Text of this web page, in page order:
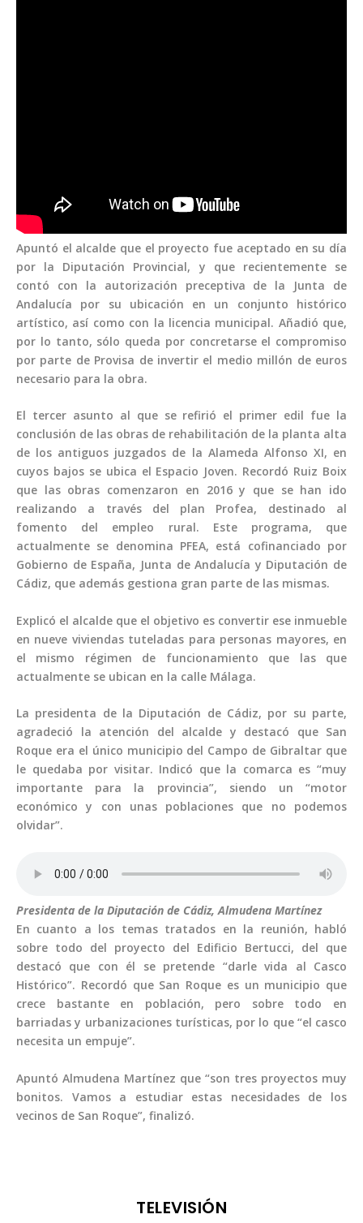
Apuntó el alcalde que el proyecto fue aceptado en su día
por la Diputación Provincial, y que recientemente se
contó con la autorización preceptiva de la Junta de
Andalucía por su ubicación en un conjunto histórico
artístico, así como con la licencia municipal. Añadió que,
por lo tanto, sólo queda por concretarse el compromiso
por parte de Provisa de invertir el medio millón de euros
necesario para la obra.
El tercer asunto al que se refirió el primer edil fue la
conclusión de las obras de rehabilitación de la planta alta
de los antiguos juzgados de la Alameda Alfonso XI, en
cuyos bajos se ubica el Espacio Joven. Recordó Ruiz Boix
que las obras comenzaron en 2016 y que se han ido
realizando a través del plan Profea, destinado al
fomento del empleo rural. Este programa, que
actualmente se denomina PFEA, está cofinanciado por
Gobierno de España, Junta de Andalucía y Diputación de
Cádiz, que además gestiona gran parte de las mismas.
Explicó el alcalde que el objetivo es convertir ese inmueble
en nueve viviendas tuteladas para personas mayores, en
el mismo régimen de funcionamiento que las que
actualmente se ubican en la calle Málaga.
La presidenta de la Diputación de Cádiz, por su parte,
agradeció la atención del alcalde y destacó que San
Roque era el único municipio del Campo de Gibraltar que
le quedaba por visitar. Indicó que la comarca es “muy
importante para la provincia”, siendo un “motor
económico y con unas poblaciones que no podemos
olvidar”.
Presidenta de la Diputación de Cádiz, Almudena Martínez
En cuanto a los temas tratados en la reunión, habló
sobre todo del proyecto del Edificio Bertucci, del que
destacó que con él se pretende “darle vida al Casco
Histórico”. Recordó que San Roque es un municipio que
crece bastante en población, pero sobre todo en
barriadas y urbanizaciones turísticas, por lo que “el casco
necesita un empuje”.
Apuntó Almudena Martínez que “son tres proyectos muy
bonitos. Vamos a estudiar estas necesidades de los
vecinos de San Roque”, finalizó.
TELEVISIÓN